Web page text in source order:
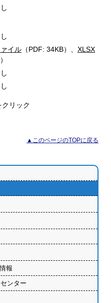
イル （PDF: 34KB）、 XLSX
リック
▲このページのTOPに戻る
報
ンター